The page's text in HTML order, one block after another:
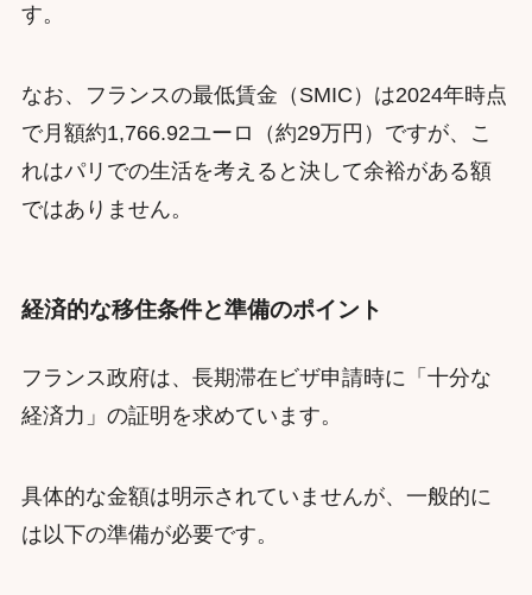
す。
なお、フランスの最低賃金（SMIC）は2024年時点
で月額約1,766.92ユーロ（約29万円）ですが、こ
れはパリでの生活を考えると決して余裕がある額
ではありません。
経済的な移住条件と準備のポイント
フランス政府は、長期滞在ビザ申請時に「十分な
経済力」の証明を求めています。
具体的な金額は明示されていませんが、一般的に
は以下の準備が必要です。